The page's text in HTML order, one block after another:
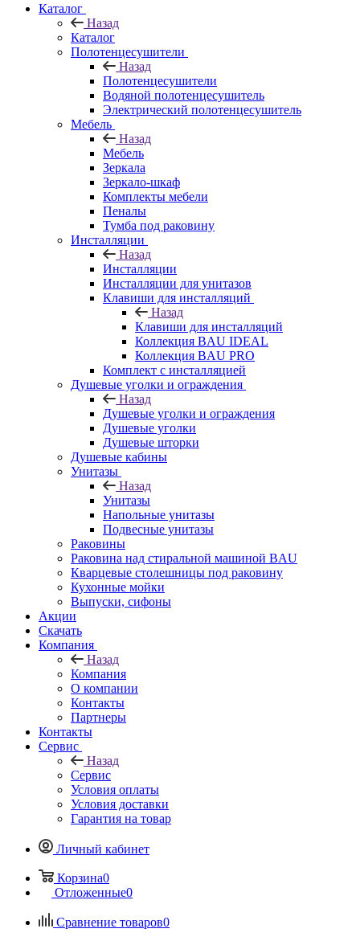
Каталог
Назад
Каталог
Полотенцесушители
Назад
Полотенцесушители
Водяной полотенцесушитель
Электрический полотенцесушитель
Мебель
Назад
Мебель
Зеркала
Зеркало-шкаф
Комплекты мебели
Пеналы
Тумба под раковину
Инсталляции
Назад
Инсталляции
Инсталляции для унитазов
Клавиши для инсталляций
Назад
Клавиши для инсталляций
Коллекция BAU IDEAL
Коллекция BAU PRO
Комплект с инсталляцией
Душевые уголки и ограждения
Назад
Душевые уголки и ограждения
Душевые уголки
Душевые шторки
Душевые кабины
Унитазы
Назад
Унитазы
Напольные унитазы
Подвесные унитазы
Раковины
Раковина над стиральной машиной BAU
Кварцевые столешницы под раковину
Кухонные мойки
Выпуски, сифоны
Акции
Скачать
Компания
Назад
Компания
О компании
Контакты
Партнеры
Контакты
Сервис
Назад
Сервис
Условия оплаты
Условия доставки
Гарантия на товар
Личный кабинет
Корзина0
Отложенные0
Сравнение товаров0